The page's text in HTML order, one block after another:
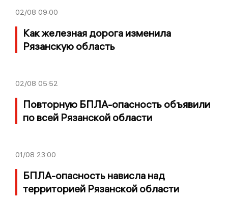
02/08 09:00
Как железная дорога изменила
Рязанскую область
02/08 05:52
Повторную БПЛА-опасность объявили
по всей Рязанской области
01/08 23:00
БПЛА-опасность нависла над
территорией Рязанской области